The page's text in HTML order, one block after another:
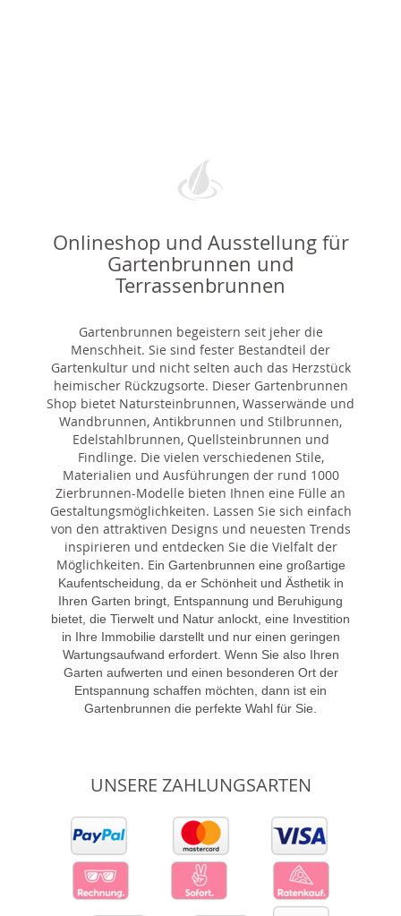
Onlineshop und Ausstellung für
Gartenbrunnen und
Terrassenbrunnen
Gartenbrunnen begeistern seit jeher die
Menschheit. Sie sind fester Bestandteil der
Gartenkultur und nicht selten auch das Herzstück
heimischer Rückzugsorte. Dieser Gartenbrunnen
Shop bietet Natursteinbrunnen, Wasserwände und
Wandbrunnen, Antikbrunnen und Stilbrunnen,
Edelstahlbrunnen, Quellsteinbrunnen und
Findlinge. Die vielen verschiedenen Stile,
Materialien und Ausführungen der rund 1000
Zierbrunnen-Modelle bieten Ihnen eine Fülle an
Gestaltungsmöglichkeiten. Lassen Sie sich einfach
von den attraktiven Designs und neuesten Trends
inspirieren und entdecken Sie die Vielfalt der
Möglichkeiten. Ein Gartenbrunnen eine großartige
Kaufentscheidung, da er Schönheit und Ästhetik in
Ihren Garten bringt, Entspannung und Beruhigung
bietet, die Tierwelt und Natur anlockt, eine Investition
in Ihre Immobilie darstellt und nur einen geringen
Wartungsaufwand erfordert. Wenn Sie also Ihren
Garten aufwerten und einen besonderen Ort der
Entspannung schaffen möchten, dann ist ein
Gartenbrunnen die perfekte Wahl für Sie.
UNSERE ZAHLUNGSARTEN